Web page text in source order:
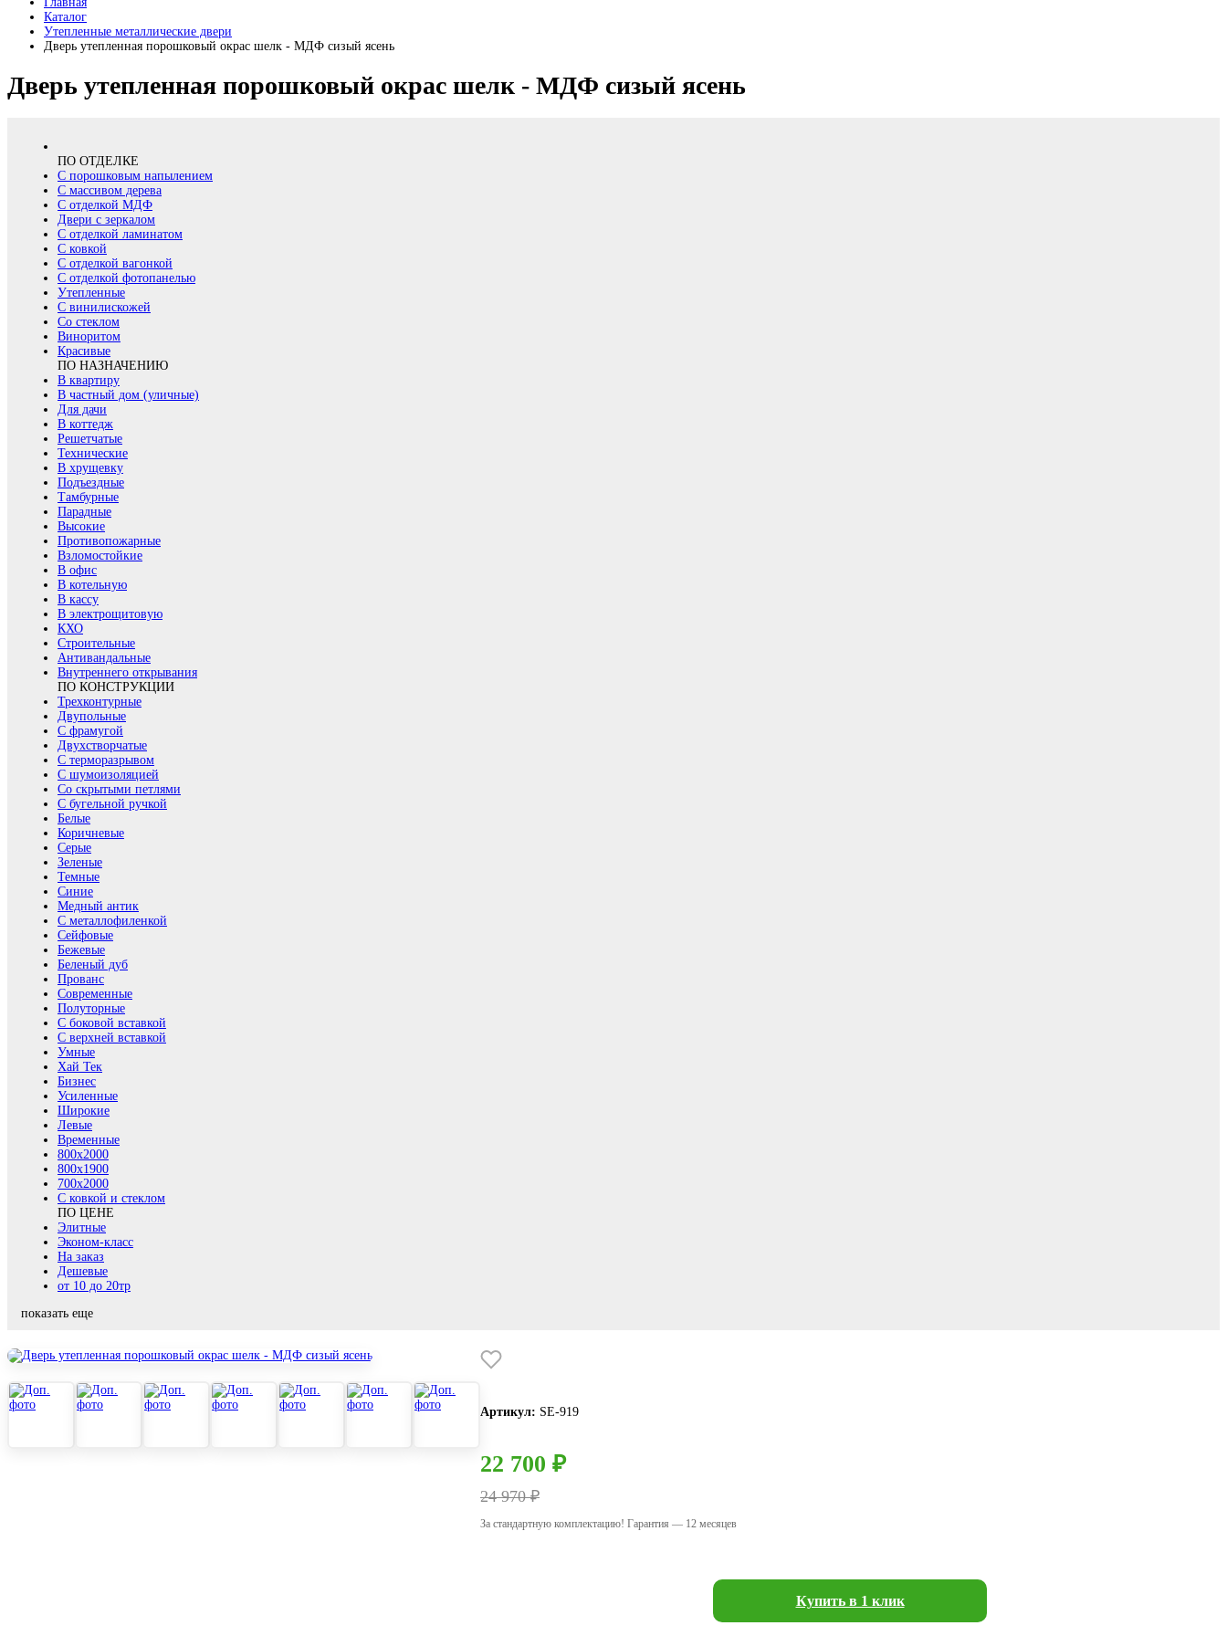
Каталог
Утепленные металлические двери
Дверь утепленная порошковый окрас шелк - МДФ сизый ясень
Дверь утепленная порошковый окрас шелк - МДФ сизый ясень
ПО ОТДЕЛКЕ
С порошковым напылением
С массивом дерева
С отделкой МДФ
Двери с зеркалом
С отделкой ламинатом
С ковкой
С отделкой вагонкой
С отделкой фотопанелью
Утепленные
С винилискожей
Со стеклом
Виноритом
Красивые
ПО НАЗНАЧЕНИЮ
В квартиру
В частный дом (уличные)
Для дачи
В коттедж
Решетчатые
Технические
В хрущевку
Подъездные
Тамбурные
Парадные
Высокие
Противопожарные
Взломостойкие
В офис
В котельную
В кассу
В электрощитовую
КХО
Строительные
Антивандальные
Внутреннего открывания
ПО КОНСТРУКЦИИ
Трехконтурные
Двупольные
С фрамугой
Двухстворчатые
С терморазрывом
С шумоизоляцией
Со скрытыми петлями
С бугельной ручкой
Белые
Коричневые
Серые
Зеленые
Темные
Синие
Медный антик
С металлофиленкой
Сейфовые
Бежевые
Беленый дуб
Прованс
Современные
Полуторные
С боковой вставкой
С верхней вставкой
Умные
Хай Тек
Бизнес
Усиленные
Широкие
Левые
Временные
800х2000
800x1900
700x2000
С ковкой и стеклом
ПО ЦЕНЕ
Элитные
Эконом-класс
На заказ
Дешевые
от 10 до 20тр
показать еще
Артикул: SE-919
22 700 ₽
24 970 ₽
За стандартную комплектацию! Гарантия — 12 месяцев
Купить в 1 клик